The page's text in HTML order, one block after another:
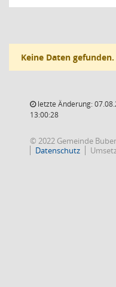
Keine Daten gefunden.
letzte Änderung:
13:00:28
© 2022 Gemeinde
Datenschutz